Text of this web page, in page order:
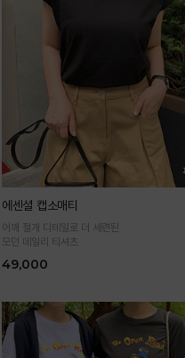
에센셜 캡소매티
어깨 절개 디테일로 더 세련된
모던 데일리 티셔츠
49,000